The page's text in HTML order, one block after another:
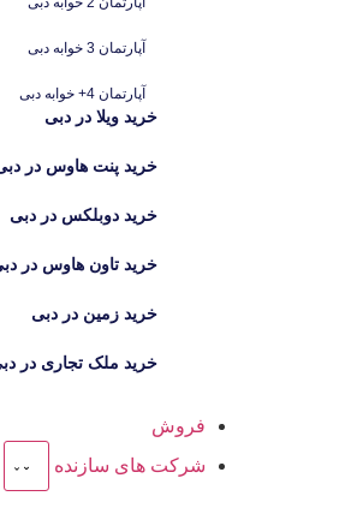
آپارتمان 3 خوابه دبی
آپارتمان 4+ خوابه دبی
خرید ویلا در دبی
خرید پنت هاوس در
خرید دوبلکس در دبی
خرید تاون هاوس در
خرید زمین در دبی
خرید ملک تجاری در
فروش
شرکت های سازنده